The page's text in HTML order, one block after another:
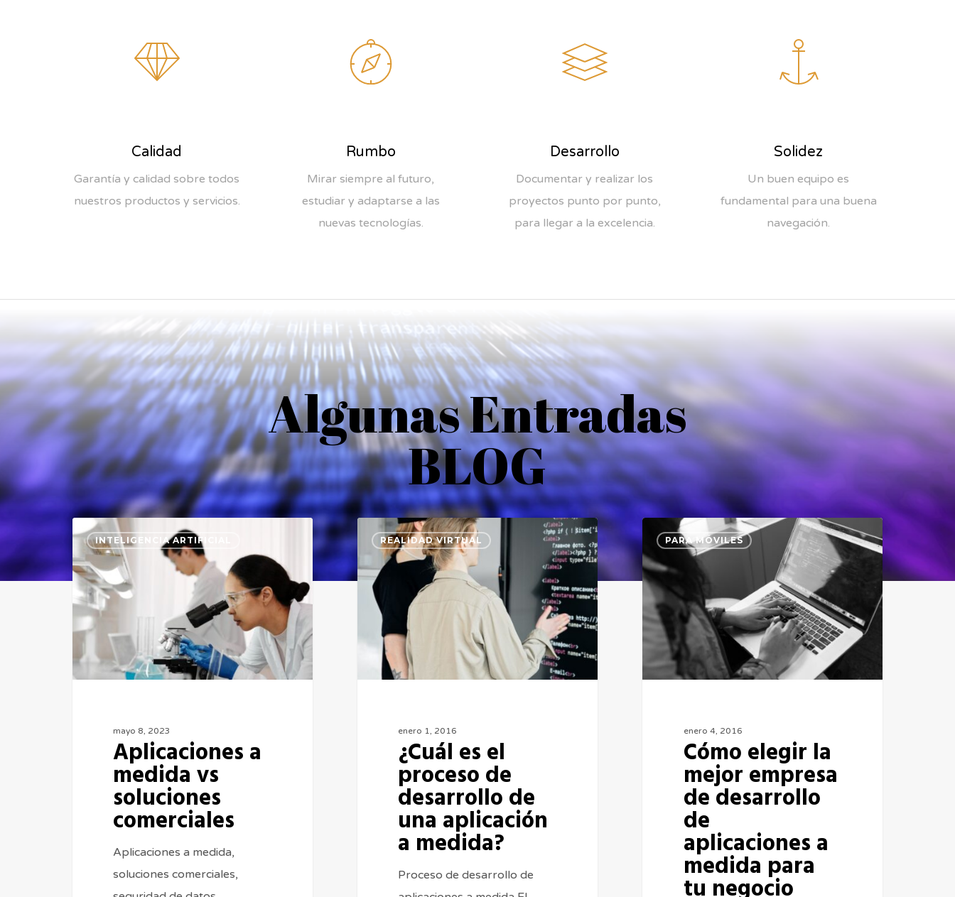
Calidad
Garantía y calidad sobre todos
nuestros productos y servicios.
Rumbo
Mirar siempre al futuro,
estudiar y adaptarse a las
nuevas tecnologías.
Desarrollo
Documentar y realizar los
proyectos punto por punto,
para llegar a la excelencia.
Solidez
Un buen equipo es
fundamental para una buena
navegación.
Algunas Entradas
BLOG
INTELIGENCIA ARTIFICIAL
mayo 8, 2023
Aplicaciones a
medida vs
soluciones
comerciales
Aplicaciones a medida,
soluciones comerciales,
REALIDAD VIRTUAL
enero 1, 2016
¿Cuál es el
proceso de
desarrollo de
una aplicación
a medida?
Proceso de desarrollo de
PARA MÓVILES
enero 4, 2016
Cómo elegir la
mejor empresa
de desarrollo
de
aplicaciones a
medida para
tu negocio